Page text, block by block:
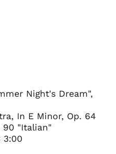
Night's Dream",
In E Minor, Op. 64
90 "Italian"
3:00